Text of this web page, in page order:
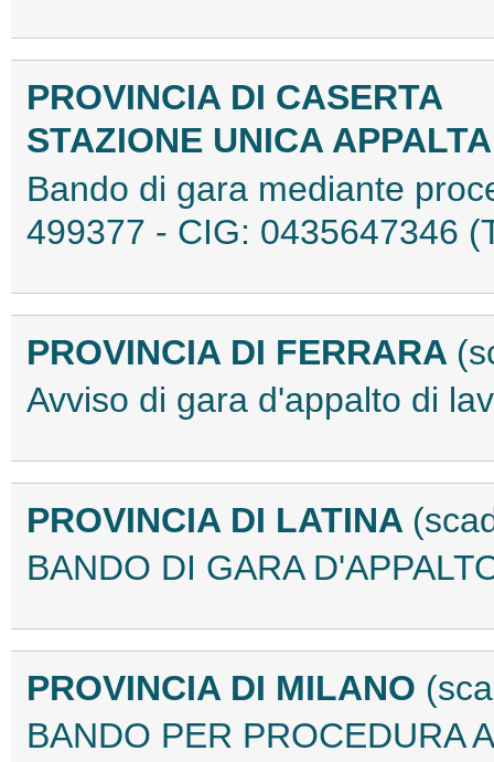
PROVINCIA DI CASERTA
STAZIONE UNICA
Bando di gara mediante
499377 - CIG: 0435647346
PROVINCIA DI FERRARA
Avviso di gara d'appalto di
PROVINCIA DI LATINA
BANDO DI GARA
PROVINCIA DI MILANO
BANDO PER PROCEDURA